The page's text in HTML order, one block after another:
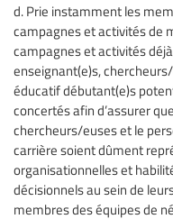
d. Prie instamment les
campagnes et activités de
campagnes et activités
enseignant(e)s,
éducatif débutant(e)s
concertés afin d’assurer
chercheurs/euses et le
carrière soient dûment
organisationnelles et
décisionnels au sein de
membres des équipes de